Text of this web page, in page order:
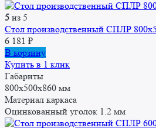
5 из 5
Стол производственный СПЛР
6 181 ₽
В корзину
Купить в 1 клик
Габариты
800x500x860 мм
Материал каркаса
Оцинкованный уголок 1.2 мм